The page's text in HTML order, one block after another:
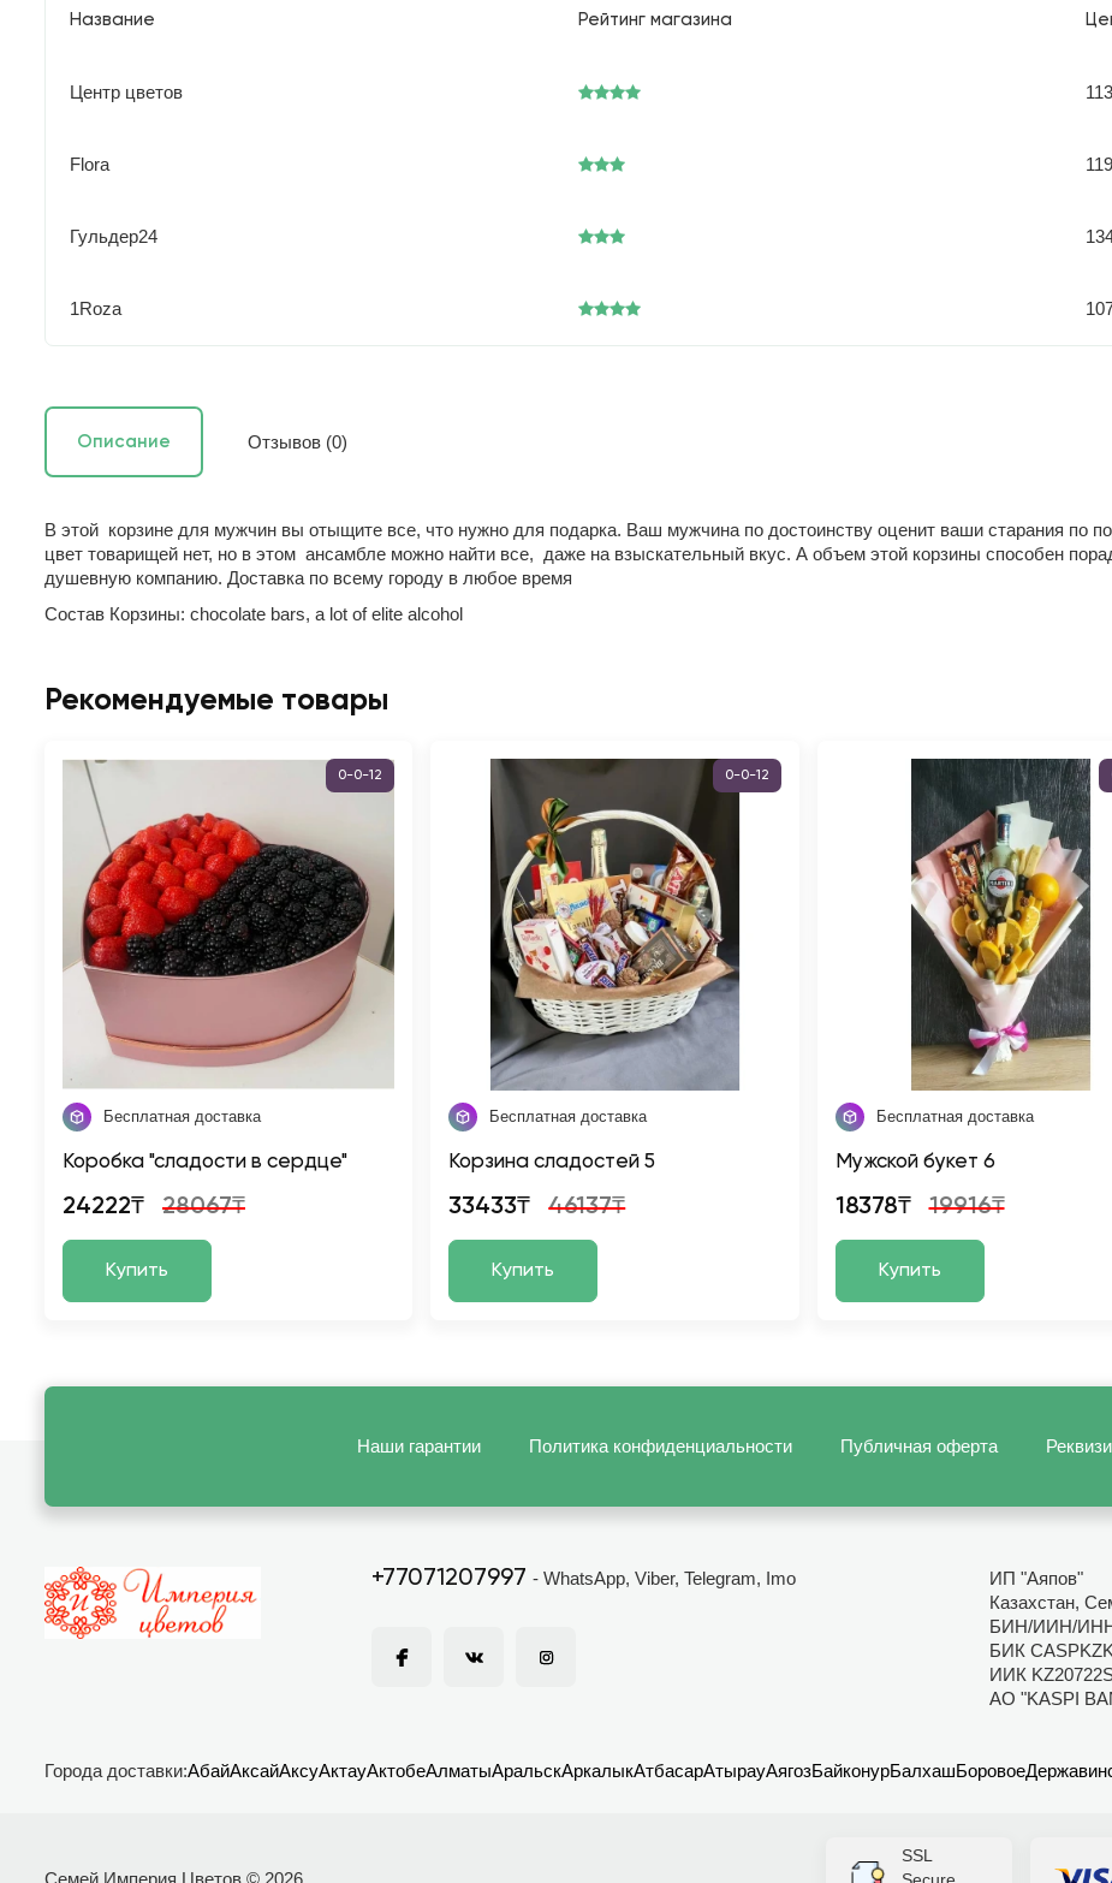
Название Рейтинг магазина
Центр цветов
Flora
Гульдер24
1Roza
Описание Отзывов (0)
В этой корзине для мужчин вы отыщите все, что нужно для подарка. Ваш мужчина по достоинству оценит ваши старания по
цвет товарищей нет, но в этом ансамбле можно найти все, даже на взыскательный вкус. А объем этой корзины способен
душевную компанию. Доставка по всему городу в любое время
Состав Корзины: chocolate bars, a lot of elite alcohol
Рекомендуемые товары
0-0-12
Бесплатная доставка
Коробка "сладости в сердце"
24222₸ 28067₸
Купить
0-0-12
Бесплатная доставка
Корзина сладостей 5
33433₸ 46137₸
Купить
Бесплатная доставка
Мужской букет 6
18378₸ 19916₸
Купить
Наши гарантии Политика конфиденциальности Публичная оферта
+77071207997 - WhatsApp, Viber, Telegram, Imo
ИП "Аяпов"
Казахстан,
БИН/ИИН/
БИК
ИИК
АО "KASPI
Города доставки:АбайАксайАксуАктауАктобеАлматыАральскАркалыкАтбасарАтырауАягозБайконурБалхашБоровое
SSL